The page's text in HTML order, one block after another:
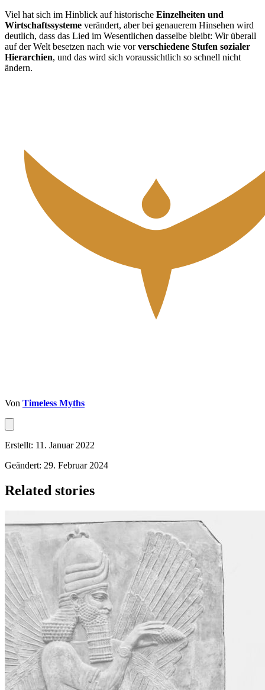
Viel hat sich im Hinblick auf historische Einzelheiten und
Wirtschaftssysteme verändert, aber bei genauerem Hinsehen wird
deutlich, dass das Lied im Wesentlichen dasselbe bleibt: Wir überall
auf der Welt besetzen nach wie vorverschiedene Stufen sozialer
Hierarchien, und das wird sich voraussichtlich so schnell nicht
ändern.
Von Timeless Myths
Erstellt: 11. Januar 2022
Geändert: 29. Februar 2024
Related stories